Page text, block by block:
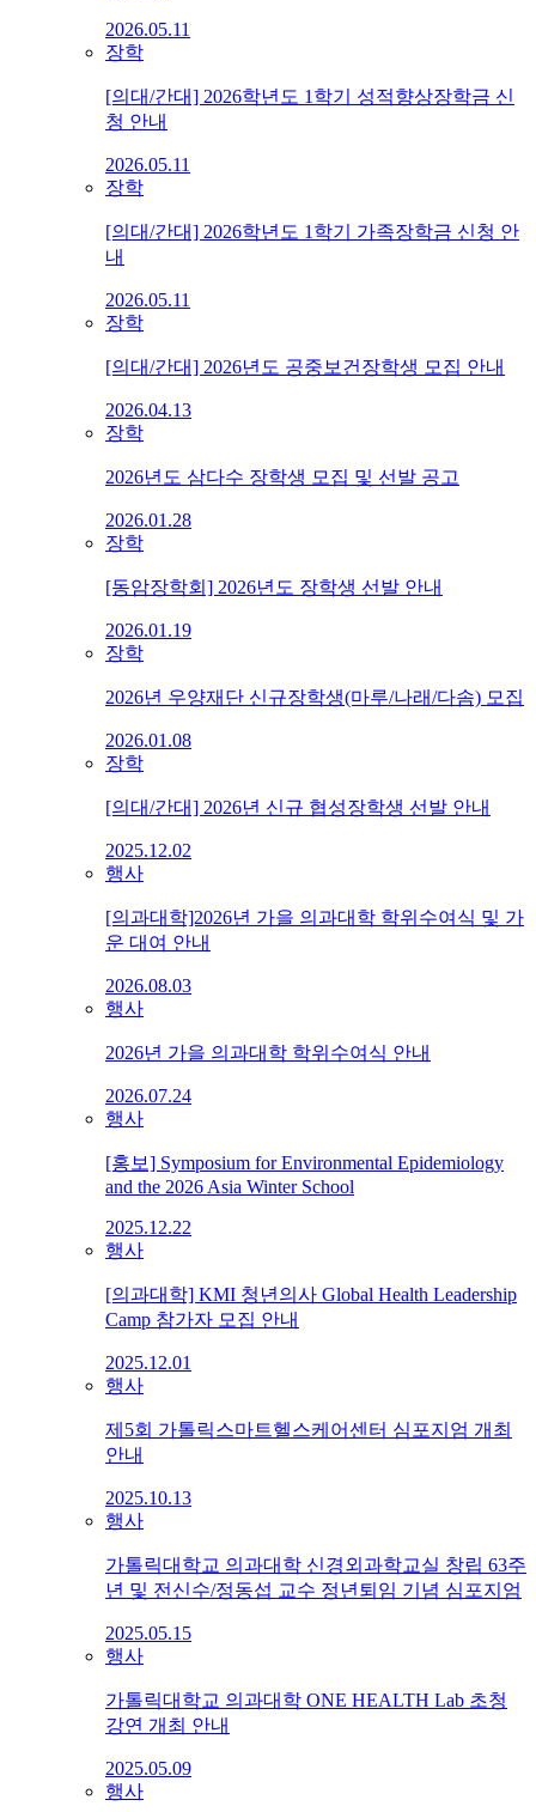
2026.05.11
장학
[의대/간대] 2026학년도 1학기 성적향상장학금 신
청 안내
2026.05.11
장학
[의대/간대] 2026학년도 1학기 가족장학금 신청 안
내
2026.05.11
장학
[의대/간대] 2026년도 공중보건장학생 모집 안내
2026.04.13
장학
2026년도 삼다수 장학생 모집 및 선발 공고
2026.01.28
장학
[동암장학회] 2026년도 장학생 선발 안내
2026.01.19
장학
2026년 우양재단 신규장학생(마루/나래/다솜) 모집
2026.01.08
장학
[의대/간대] 2026년 신규 협성장학생 선발 안내
2025.12.02
행사
[의과대학]2026년 가을 의과대학 학위수여식 및 가
운 대여 안내
2026.08.03
행사
2026년 가을 의과대학 학위수여식 안내
2026.07.24
행사
[홍보] Symposium for Environmental Epidemiology
and the 2026 Asia Winter School
2025.12.22
행사
[의과대학] KMI 청년의사 Global Health Leadership
Camp 참가자 모집 안내
2025.12.01
행사
제5회 가톨릭스마트헬스케어센터 심포지엄 개최
안내
2025.10.13
행사
가톨릭대학교 의과대학 신경외과학교실 창립 63주
년 및 전신수/정동섭 교수 정년퇴임 기념 심포지엄
2025.05.15
행사
가톨릭대학교 의과대학 ONE HEALTH Lab 초청
강연 개최 안내
2025.05.09
행사